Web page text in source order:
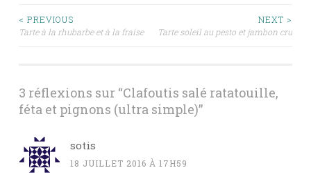
Navigation
articles
< PREVIOUS
Tarte à la rhubarbe et à la fraise
NEXT >
Tarte soleil au pesto et jambon cru
3 réflexions sur “Clafoutis salé ratatouille,
féta et pignons (ultra simple)”
sotis
18 JUILLET 2016 À 17H59